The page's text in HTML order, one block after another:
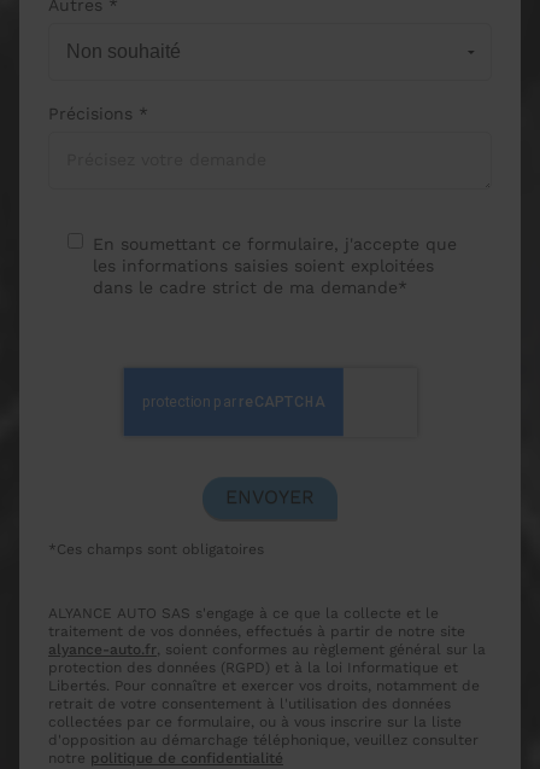
Autres *
Précisions *
En soumettant ce formulaire, j'accepte que
les informations saisies soient exploitées
dans le cadre strict de ma demande*
*Ces champs sont obligatoires
ALYANCE AUTO SAS s'engage à ce que la collecte et le
traitement de vos données, effectués à partir de notre site
alyance-auto.fr, soient conformes au règlement général sur la
protection des données (RGPD) et à la loi Informatique et
Libertés. Pour connaître et exercer vos droits, notamment de
retrait de votre consentement à l'utilisation des données
collectées par ce formulaire, ou à vous inscrire sur la liste
d'opposition au démarchage téléphonique, veuillez consulter
notre politique de confidentialité